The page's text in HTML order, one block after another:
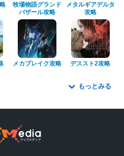
牧場物語グランド
バザール攻略
メタルギアデルタ
攻略
メカブレイク攻略 デススト2攻略
もっとみる